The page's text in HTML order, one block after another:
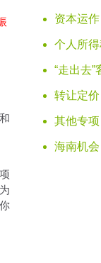
资本运作
个人所
“走出去”
转让定价
其他专项
海南机会